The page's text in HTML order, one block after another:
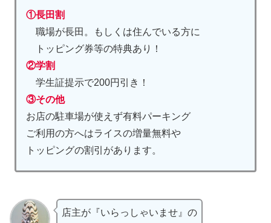
①長田割
職場が長田。もしくは住んでいる方に
トッピング券等の特典あり！
②学割
学生証提示で200円引き！
③その他
お店の駐車場が使えず有料パーキング
ご利用の方へはライスの増量無料や
トッピングの割引があります。
店主が『いらっしゃいませ』の